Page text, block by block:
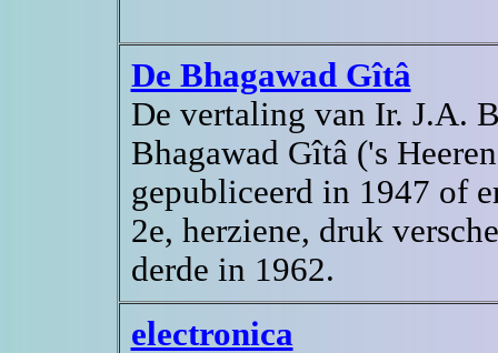
De Bhagawad Gîtâ
De vertaling van Ir. J.A.
Bhagawad Gîtâ ('s
gepubliceerd in 1947 of
2e, herziene, druk
derde in 1962.
electronica